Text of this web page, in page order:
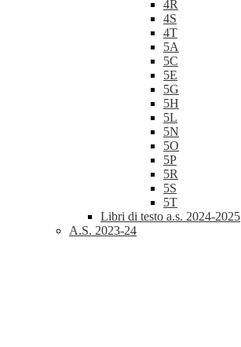
4R
4S
4T
5A
5C
5E
5G
5H
5L
5N
5O
5P
5R
5S
5T
Libri di testo a.s. 2024-2025
A.S. 2023-24